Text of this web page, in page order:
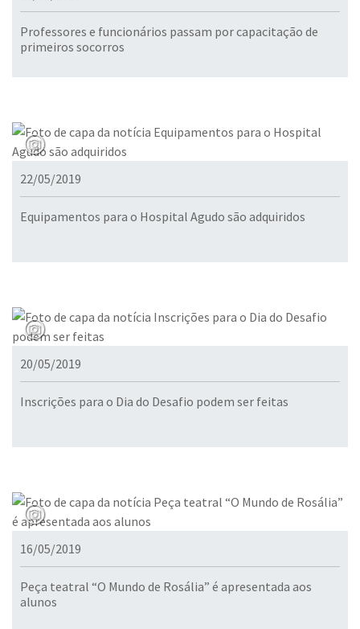
Professores e funcionários passam por capacitação de
primeiros socorros
22/05/2019
Equipamentos para o Hospital Agudo são adquiridos
20/05/2019
Inscrições para o Dia do Desafio podem ser feitas
16/05/2019
Peça teatral “O Mundo de Rosália” é apresentada aos
alunos